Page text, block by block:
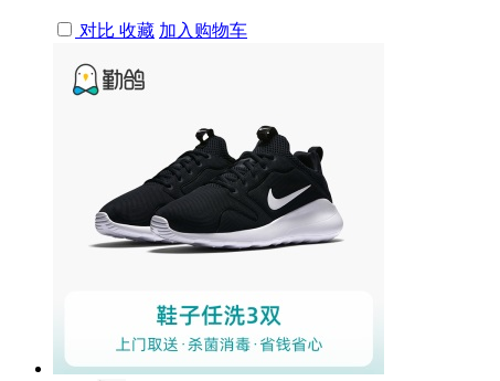
对比 收藏 加入购物车